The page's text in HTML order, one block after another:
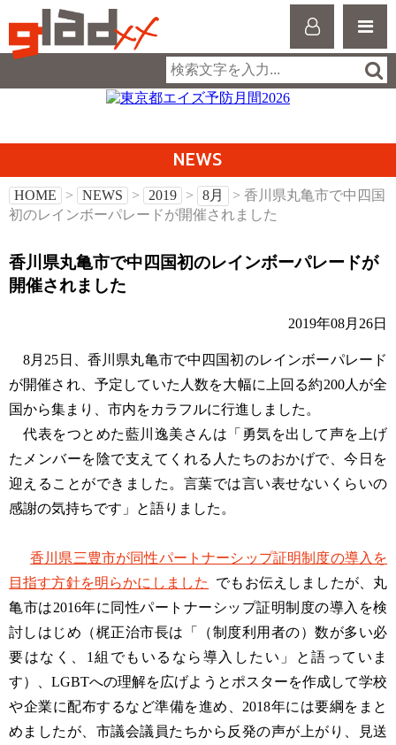
NEWS
HOME > NEWS > 2019 > 8月
> 香川県丸亀市で中四国
初のレインボーパレードが開催されました
香川県丸亀市で中四国初のレインボーパレードが
開催されました
2019年08月26日
8月25日、香川県丸亀市で中四国初のレインボーパレード
が開催され、予定していた人数を大幅に上回る約200人が全
国から集まり、市内をカラフルに行進しました。
代表をつとめた藍川逸美さんは「勇気を出して声を上げ
たメンバーを陰で支えてくれる人たちのおかげで、今日を
迎えることができました。言葉では言い表せないくらいの
感謝の気持ちです」と語りました。
香川県三豊市が同性パートナーシップ証明制度の導入を
目指す方針を明らかにしました
でもお伝えしましたが、丸
亀市は2016年に同性パートナーシップ証明制度の導入を検
討しはじめ（梶正治市長は「（制度利用者の）数が多い必
要はなく、1組でもいるなら導入したい」と語っていま
す）、LGBTへの理解を広げようとポスターを作成して学校
や企業に配布するなど準備を進め、2018年には要綱をまと
めましたが、市議会議員たちから反発の声が上がり、見送